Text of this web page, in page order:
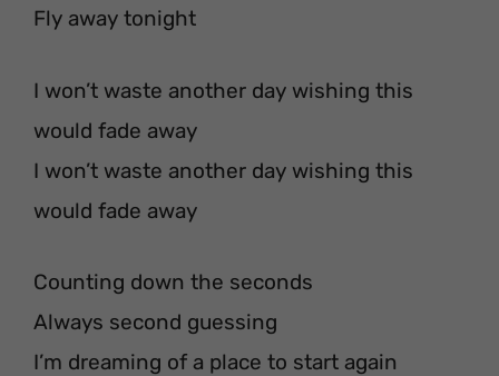
Fly away tonight
I won’t waste another day wishing this
would fade away
I won’t waste another day wishing this
would fade away
Counting down the seconds
Always second guessing
I’m dreaming of a place to start again